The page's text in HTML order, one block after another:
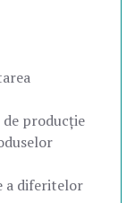
de producție
a diferitelor